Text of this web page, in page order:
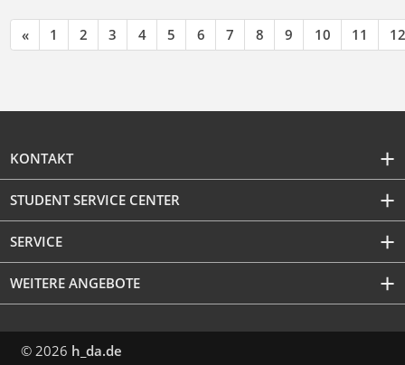
« 1 2 3 4 5 6 7 8 9 10 11 12
KONTAKT
STUDENT SERVICE CENTER
SERVICE
WEITERE ANGEBOTE
© 2026 h_da.de